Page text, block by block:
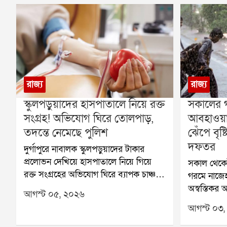
রাজ্য
স্কুলপড়ুয়াদের হাসপাতালে নিয়ে রক্ত
সংগ্রহ! অভিযোগ ঘিরে তোলপাড়,
তদন্তে নেমেছে পুলিশ
দুর্গাপুরে নাবালক স্কুলপড়ুয়াদের টাকার
প্রলোভন দেখিয়ে হাসপাতালে নিয়ে গিয়ে
রক্ত সংগ্রহের অভিযোগ ঘিরে ব্যাপক চাঞ্চল্য
ছড়িয়েছে। অভিযোগ সামনে আসতেই তদন্ত
শুরু করেছে পুলিশ। একই সঙ্গে এই ঘটনার
আগস্ট ০৫, ২০২৬
রাজ্য
সকালের
ঝেঁপে
দফতর
সকাল
গরমে
অস্বস্তিকর
বলেই
মৌসুমি
আগস্ট